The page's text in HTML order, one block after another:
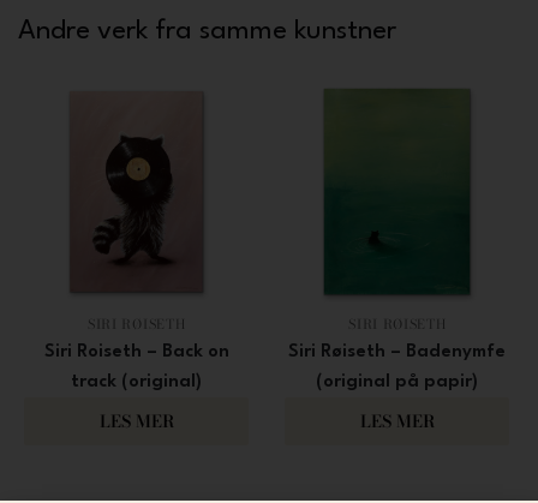
Andre verk fra samme kunstner
SIRI RØISETH
Siri Roiseth – Back on
track (original)
16 000
LES MER
SIRI RØISETH
Siri Røiseth – Badenymfe
(original på papir)
8 000
LES MER